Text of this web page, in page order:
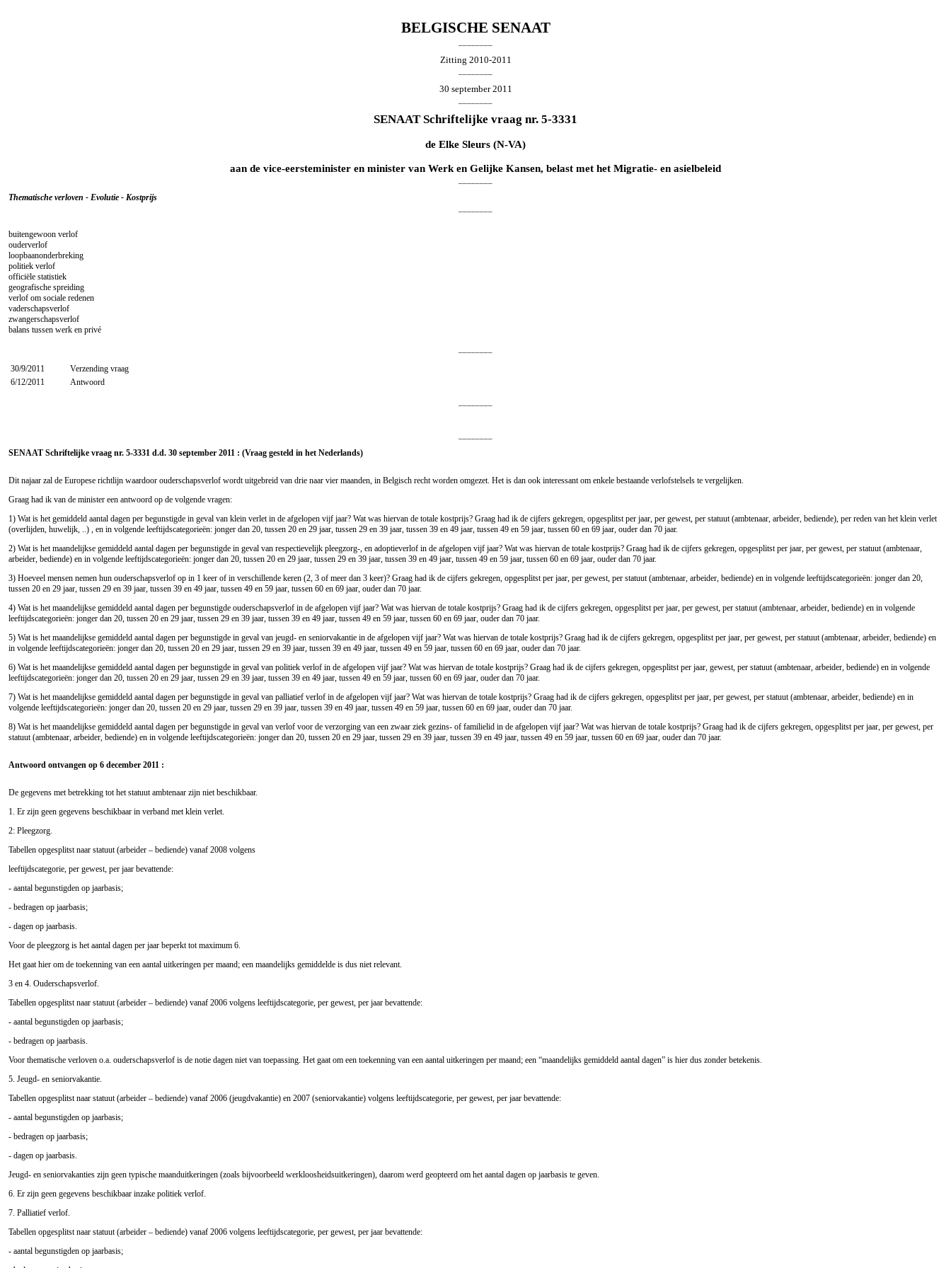
BELGISCHE SENAAT
Zitting 2010-2011
30 september 2011
SENAAT Schriftelijke vraag nr. 5-3331
de Elke Sleurs (N-VA)
aan de vice-eersteminister en minister van Werk en Gelijke Kansen, belast met het Migratie- en asielbeleid
Thematische verloven - Evolutie - Kostprijs
buitengewoon verlof
ouderverlof
loopbaanonderbreking
politiek verlof
officiële statistiek
geografische spreiding
verlof om sociale redenen
vaderschapsverlof
zwangerschapsverlof
balans tussen werk en privé
30/9/2011
Verzending vraag
6/12/2011
Antwoord
SENAAT Schriftelijke vraag nr. 5-3331 d.d. 30 september 2011 : (Vraag gesteld in het Nederlands)
Dit najaar zal de Europese richtlijn waardoor ouderschapsverlof wordt uitgebreid van drie naar vier maanden, in Belgisch recht worden omgezet. Het is dan ook interessant om enkele bestaande verlofstelsels te vergelijken.
Graag had ik van de minister een antwoord op de volgende vragen:
1) Wat is het gemiddeld aantal dagen per begunstigde in geval van klein verlet in de afgelopen vijf jaar? Wat was hiervan de totale kostprijs? Graag had ik de cijfers gekregen, opgesplitst per jaar, per gewest, per statuut (ambtenaar, arbeider, bediende), per reden van het klein verlet
(overlijden, huwelijk, ..) , en in volgende leeftijdscategorieën: jonger dan 20, tussen 20 en 29 jaar, tussen 29 en 39 jaar, tussen 39 en 49 jaar, tussen 49 en 59 jaar, tussen 60 en 69 jaar, ouder dan 70 jaar.
2) Wat is het maandelijkse gemiddeld aantal dagen per begunstigde in geval van respectievelijk pleegzorg-, en adoptieverlof in de afgelopen vijf jaar? Wat was hiervan de totale kostprijs? Graag had ik de cijfers gekregen, opgesplitst per jaar, per gewest, per statuut (ambtenaar,
arbeider, bediende) en in volgende leeftijdscategorieën: jonger dan 20, tussen 20 en 29 jaar, tussen 29 en 39 jaar, tussen 39 en 49 jaar, tussen 49 en 59 jaar, tussen 60 en 69 jaar, ouder dan 70 jaar.
3) Hoeveel mensen nemen hun ouderschapsverlof op in 1 keer of in verschillende keren (2, 3 of meer dan 3 keer)? Graag had ik de cijfers gekregen, opgesplitst per jaar, per gewest, per statuut (ambtenaar, arbeider, bediende) en in volgende leeftijdscategorieën: jonger dan 20,
tussen 20 en 29 jaar, tussen 29 en 39 jaar, tussen 39 en 49 jaar, tussen 49 en 59 jaar, tussen 60 en 69 jaar, ouder dan 70 jaar.
4) Wat is het maandelijkse gemiddeld aantal dagen per begunstigde ouderschapsverlof in de afgelopen vijf jaar? Wat was hiervan de totale kostprijs? Graag had ik de cijfers gekregen, opgesplitst per jaar, per gewest, per statuut (ambtenaar, arbeider, bediende) en in volgende
leeftijdscategorieën: jonger dan 20, tussen 20 en 29 jaar, tussen 29 en 39 jaar, tussen 39 en 49 jaar, tussen 49 en 59 jaar, tussen 60 en 69 jaar, ouder dan 70 jaar.
5) Wat is het maandelijkse gemiddeld aantal dagen per begunstigde in geval van jeugd- en seniorvakantie in de afgelopen vijf jaar? Wat was hiervan de totale kostprijs? Graag had ik de cijfers gekregen, opgesplitst per jaar, per gewest, per statuut (ambtenaar, arbeider, bediende) en
in volgende leeftijdscategorieën: jonger dan 20, tussen 20 en 29 jaar, tussen 29 en 39 jaar, tussen 39 en 49 jaar, tussen 49 en 59 jaar, tussen 60 en 69 jaar, ouder dan 70 jaar.
6) Wat is het maandelijkse gemiddeld aantal dagen per begunstigde in geval van politiek verlof in de afgelopen vijf jaar? Wat was hiervan de totale kostprijs? Graag had ik de cijfers gekregen, opgesplitst per jaar, gewest, per statuut (ambtenaar, arbeider, bediende) en in volgende
leeftijdscategorieën: jonger dan 20, tussen 20 en 29 jaar, tussen 29 en 39 jaar, tussen 39 en 49 jaar, tussen 49 en 59 jaar, tussen 60 en 69 jaar, ouder dan 70 jaar.
7) Wat is het maandelijkse gemiddeld aantal dagen per begunstigde in geval van palliatief verlof in de afgelopen vijf jaar? Wat was hiervan de totale kostprijs? Graag had ik de cijfers gekregen, opgesplitst per jaar, per gewest, per statuut (ambtenaar, arbeider, bediende) en in
volgende leeftijdscategorieën: jonger dan 20, tussen 20 en 29 jaar, tussen 29 en 39 jaar, tussen 39 en 49 jaar, tussen 49 en 59 jaar, tussen 60 en 69 jaar, ouder dan 70 jaar.
8) Wat is het maandelijkse gemiddeld aantal dagen per begunstigde in geval van verlof voor de verzorging van een zwaar ziek gezins- of familielid in de afgelopen vijf jaar? Wat was hiervan de totale kostprijs? Graag had ik de cijfers gekregen, opgesplitst per jaar, per gewest, per
statuut (ambtenaar, arbeider, bediende) en in volgende leeftijdscategorieën: jonger dan 20, tussen 20 en 29 jaar, tussen 29 en 39 jaar, tussen 39 en 49 jaar, tussen 49 en 59 jaar, tussen 60 en 69 jaar, ouder dan 70 jaar.
Antwoord ontvangen op 6 december 2011 :
De gegevens met betrekking tot het statuut ambtenaar zijn niet beschikbaar.
1. Er zijn geen gegevens beschikbaar in verband met klein verlet.
2: Pleegzorg.
Tabellen opgesplitst naar statuut (arbeider – bediende) vanaf 2008 volgens
leeftijdscategorie, per gewest, per jaar bevattende:
- aantal begunstigden op jaarbasis;
- bedragen op jaarbasis;
- dagen op jaarbasis.
Voor de pleegzorg is het aantal dagen per jaar beperkt tot maximum 6.
Het gaat hier om de toekenning van een aantal uitkeringen per maand; een maandelijks gemiddelde is dus niet relevant.
3 en 4. Ouderschapsverlof.
Tabellen opgesplitst naar statuut (arbeider – bediende) vanaf 2006 volgens leeftijdscategorie, per gewest, per jaar bevattende:
- aantal begunstigden op jaarbasis;
- bedragen op jaarbasis.
Voor thematische verloven o.a. ouderschapsverlof is de notie dagen niet van toepassing. Het gaat om een toekenning van een aantal uitkeringen per maand; een “maandelijks gemiddeld aantal dagen” is hier dus zonder betekenis.
5. Jeugd- en seniorvakantie.
Tabellen opgesplitst naar statuut (arbeider – bediende) vanaf 2006 (jeugdvakantie) en 2007 (seniorvakantie) volgens leeftijdscategorie, per gewest, per jaar bevattende:
- aantal begunstigden op jaarbasis;
- bedragen op jaarbasis;
- dagen op jaarbasis.
Jeugd- en seniorvakanties zijn geen typische maanduitkeringen (zoals bijvoorbeeld werkloosheidsuitkeringen), daarom werd geopteerd om het aantal dagen op jaarbasis te geven.
6. Er zijn geen gegevens beschikbaar inzake politiek verlof.
7. Palliatief verlof.
Tabellen opgesplitst naar statuut (arbeider – bediende) vanaf 2006 volgens leeftijdscategorie, per gewest, per jaar bevattende:
- aantal begunstigden op jaarbasis;